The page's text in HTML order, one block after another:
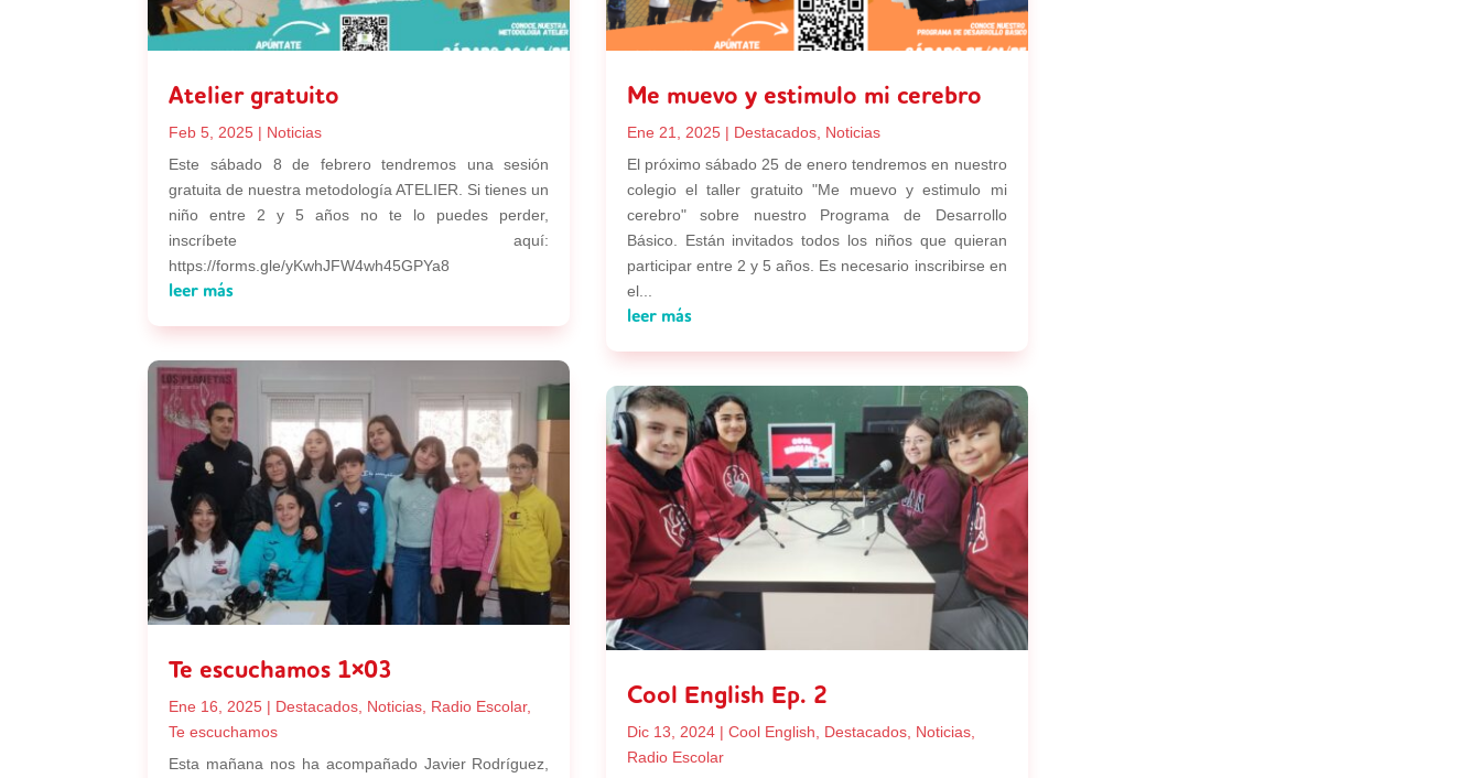
Atelier gratuito
Feb 5, 2025 | Noticias
Este sábado 8 de febrero tendremos una sesión
gratuita de nuestra metodología ATELIER. Si tienes un
niño entre 2 y 5 años no te lo puedes perder,
inscríbete aquí:
https://forms.gle/yKwhJFW4wh45GPYa8
leer más
Te escuchamos 1×03
Ene 16, 2025 | Destacados Noticias Radio Escolar,
Te escuchamos
Esta mañana nos ha acompañado Javier Rodríguez,
Me muevo y estimulo mi cerebro
Ene 21, 2025| Destacados, Noticias
El próximo sábado 25 de enero tendremos en nuestro
colegio el taller gratuito "Me muevo y estimulo mi
cerebro" sobre nuestro Programa de Desarrollo
Básico. Están invitados todos los niños que quieran
participar entre 2 y 5 años. Es necesario inscribirse en
el...
leer más
Cool English Ep. 2
Dic 13, 2024| Cool English Destacados, Noticias,
Radio Escolar